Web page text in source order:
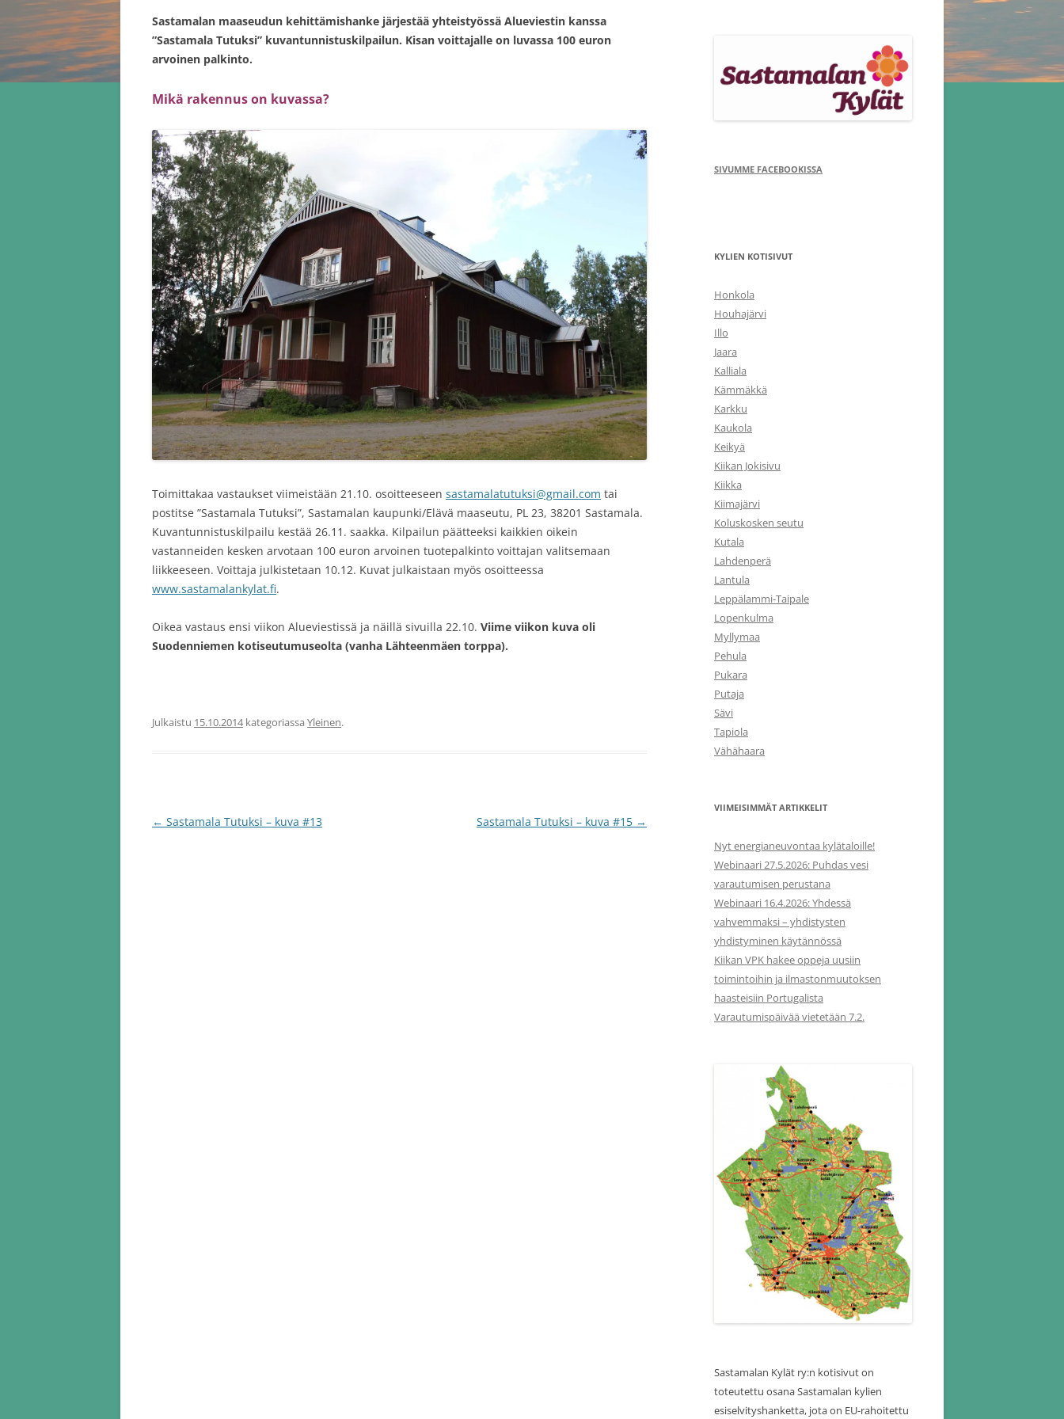
Sastamalan maaseudun kehittämishanke järjestää yhteistyössä Alueviestin kanssa
”Sastamala Tutuksi” kuvantunnistuskilpailun. Kisan voittajalle on luvassa 100 euron
arvoinen palkinto.
Mikä rakennus on kuvassa?
Toimittakaa vastaukset viimeistään 21.10. osoitteeseen sastamalatutuksi@gmail.com tai
postitse ”Sastamala Tutuksi”, Sastamalan kaupunki/Elävä maaseutu, PL 23, 38201 Sastamala.
Kuvantunnistuskilpailu kestää 26.11. saakka. Kilpailun päätteeksi kaikkien oikein
vastanneiden kesken arvotaan 100 euron arvoinen tuotepalkinto voittajan valitsemaan
liikkeeseen. Voittaja julkistetaan 10.12. Kuvat julkaistaan myös osoitteessa
www.sastamalankylat.fi.
Oikea vastaus ensi viikon Alueviestissä ja näillä sivuilla 22.10. Viime viikon kuva oli
Suodenniemen kotiseutumuseolta (vanha Lähteenmäen torppa).
Julkaistu 15.10.2014kategoriassa Yleinen.
Artikkelien
← Sastamala Tutuksi – kuva #13 Sastamala Tutuksi – kuva #15 →
SIVUMME FACEBOOKISSA
KYLIEN KOTISIVUT
Honkola
Houhajärvi
Illo
Jaara
Kalliala
Kämmäkkä
Karkku
Kaukola
Keikyä
Kiikan Jokisivu
Kiikka
Kiimajärvi
Koluskosken seutu
Kutala
Lahdenperä
Lantula
Leppälammi-Taipale
Lopenkulma
Myllymaa
Pehula
Pukara
Putaja
Sävi
Tapiola
Vähähaara
VIIMEISIMMÄT ARTIKKELIT
Nyt energianeuvontaa kylätaloille!
Webinaari 27.5.2026: Puhdas vesi
varautumisen perustana
Webinaari 16.4.2026: Yhdessä
vahvemmaksi – yhdistysten
yhdistyminen käytännössä
Kiikan VPK hakee oppeja uusiin
toimintoihin ja ilmastonmuutoksen
haasteisiin Portugalista
Varautumispäivää vietetään 7.2.
Sastamalan Kylät ry:n kotisivut on
toteutettu osana Sastamalan kylien
esiselvityshanketta, jota on EU-rahoitettu